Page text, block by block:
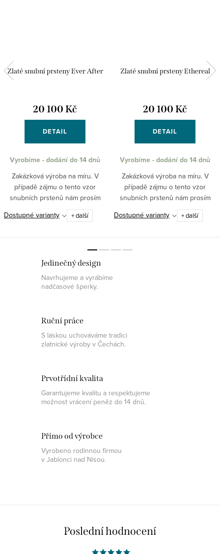
Zlaté snubní prsteny Ever After
20 100 Kč
DETAIL
Vyrobíme - dodání do 14 dnů
Zakázková výroba na míru. V
případě zájmu o tento vzor
snubních prstenů nám prosím
napište požadované velikosti do
dotazu k produktu nebo na
Dostupné varianty + další
Zlaté snubní prsteny Ethereal
20 100 Kč
DETAIL
Vyrobíme - dodání do 14 dnů
Zakázková výroba na míru. V
případě zájmu o tento vzor
snubních prstenů nám prosím
napište požadované velikosti do
dotazu k produktu nebo na
Dostupné varianty + další
Jedinečný design
Navrhujeme a vyrábíme
nadčasové šperky.
Ruční práce
S láskou uchováváme tradici
zlatnické výroby v Čechách.
Prvotřídní kvalita
Garantujeme kvalitu a respektujeme
možnost vrácení peněz do 14 dnů.
Přímo od výrobce
Vyrobeno rodinnou firmou
v Jablonci nad Nisou.
Poslední hodnocení